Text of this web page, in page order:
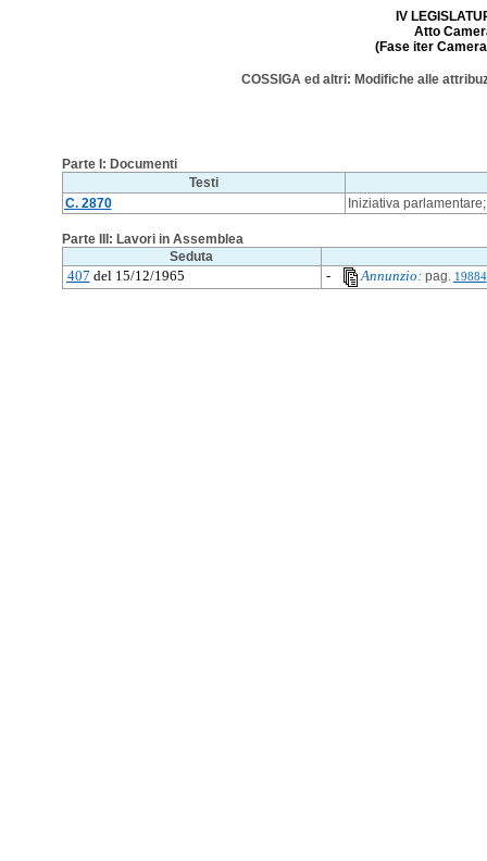
IV
Atto
(Fase iter
COSSIGA ed altri: Modifiche alle
Parte I: Documenti
Testi
C. 2870
Iniziativa
Parte III: Lavori in Assemblea
Seduta
407 del 15/12/1965 - Annunzio:pag. 19884